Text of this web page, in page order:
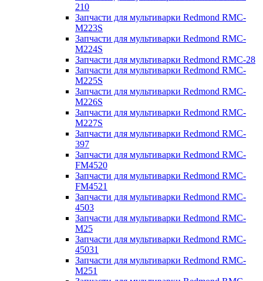
210
Запчасти для мультиварки Redmond RMC-
M223S
Запчасти для мультиварки Redmond RMC-
M224S
Запчасти для мультиварки Redmond RMC-28
Запчасти для мультиварки Redmond RMC-
M225S
Запчасти для мультиварки Redmond RMC-
M226S
Запчасти для мультиварки Redmond RMC-
M227S
Запчасти для мультиварки Redmond RMC-
397
Запчасти для мультиварки Redmond RMC-
FM4520
Запчасти для мультиварки Redmond RMC-
FM4521
Запчасти для мультиварки Redmond RMC-
4503
Запчасти для мультиварки Redmond RMC-
M25
Запчасти для мультиварки Redmond RMC-
45031
Запчасти для мультиварки Redmond RMC-
M251